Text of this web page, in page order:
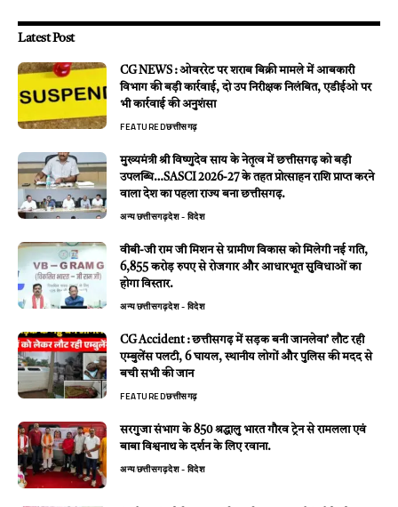
Latest Post
CG NEWS : ओवररेट पर शराब बिक्री मामले में आबकारी
विभाग की बड़ी कार्रवाई, दो उप निरीक्षक निलंबित, एडीईओ पर
भी कार्रवाई की अनुशंसा
FEATUREDछत्तीसगढ़
मुख्यमंत्री श्री विष्णुदेव साय के नेतृत्व में छत्तीसगढ़ को बड़ी
उपलब्धि…SASCI 2026-27 के तहत प्रोत्साहन राशि प्राप्त करने
वाला देश का पहला राज्य बना छत्तीसगढ़.
अन्यछत्तीसगढ़देश - विदेश
वीबी-जी राम जी मिशन से ग्रामीण विकास को मिलेगी नई गति,
6,855 करोड़ रुपए से रोजगार और आधारभूत सुविधाओं का
होगा विस्तार.
अन्यछत्तीसगढ़देश - विदेश
CG Accident : छत्तीसगढ़ में सड़क बनी जानलेवा’ लौट रही
एम्बुलेंस पलटी, 6 घायल, स्थानीय लोगों और पुलिस की मदद से
बची सभी की जान
FEATUREDछत्तीसगढ़
सरगुजा संभाग के 850 श्रद्धालु भारत गौरव ट्रेन से रामलला एवं
बाबा विश्वनाथ के दर्शन के लिए रवाना.
अन्यछत्तीसगढ़देश - विदेश